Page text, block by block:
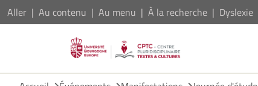
Aller Au contenu Au menu À la recherche Dyslexie